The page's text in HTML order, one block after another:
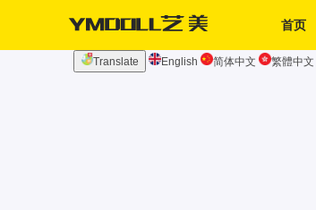
首页
Translate English 简体中文 繁體中文